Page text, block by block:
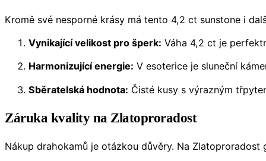
Kromě své nesporné krásy má tento 4,2 ct sunstone i
Vynikající velikost pro šperk: Váha 4,2 ct je
Harmonizující energie: V esoterice je sluneční
Sběratelská hodnota: Čisté kusy s výrazným
Záruka kvality na Zlatoproradost
Nákup drahokamů je otázkou důvěry. Na